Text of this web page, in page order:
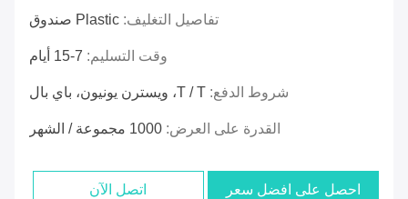
تفاصيل التغليف: Plastic صندوق
وقت التسليم: 7-15 أيام
شروط الدفع: T / T، ويسترن يونيون، باي بال
القدرة على العرض: 1000 مجموعة / الشهر
احصل على افضل سعر اتصل الآن